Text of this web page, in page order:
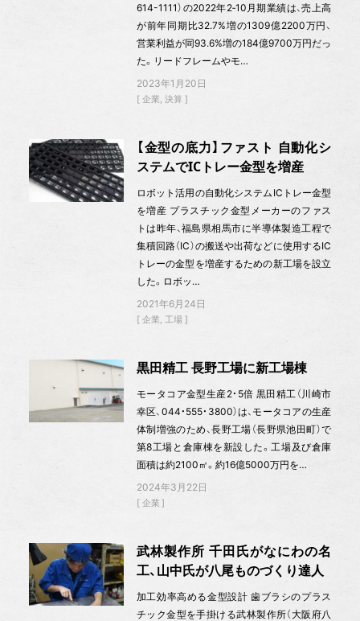
614-1111）の2022年2‐10月期業績は、売上高
が前年同期比32.7%増の1309億2200万円、
営業利益が同93.6%増の184億9700万円だっ
た。リードフレームやモ…
2023年1月20日
企業 決算
【金型の底力】ファスト 自動化シ
ステムでICトレー金型を増産
ロボット活用の自動化システムICトレー金型
を増産 プラスチック金型メーカーのファス
トは昨年、福島県相馬市に半導体製造工程で
集積回路（IC）の搬送や出荷などに使用するIC
トレーの金型を増産するための新工場を設立
した。ロボッ…
2021年6月24日
企業 工場
黒田精工 長野工場に新工場棟
モータコア金型生産2・5倍 黒田精工（川崎市
幸区、044・555・3800）は、モータコアの生産
体制増強のため、長野工場（長野県池田町）で
第8工場と倉庫棟を新設した。工場及び倉庫
面積は約2100㎡。約16億5000万円を…
2024年3月22日
企業
武林製作所 千田氏がなにわの名
工、山中氏が八尾ものづくり達人
加工効率高める金型設計 歯ブラシのプラス
チック金型を手掛ける武林製作所（大阪府八